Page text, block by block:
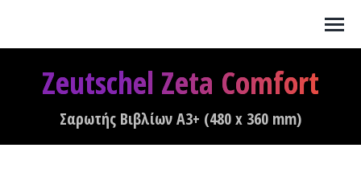
Zeutschel Zeta Comfort
Σαρωτής Βιβλίων A3+ (480 x 360 mm)
You are here: